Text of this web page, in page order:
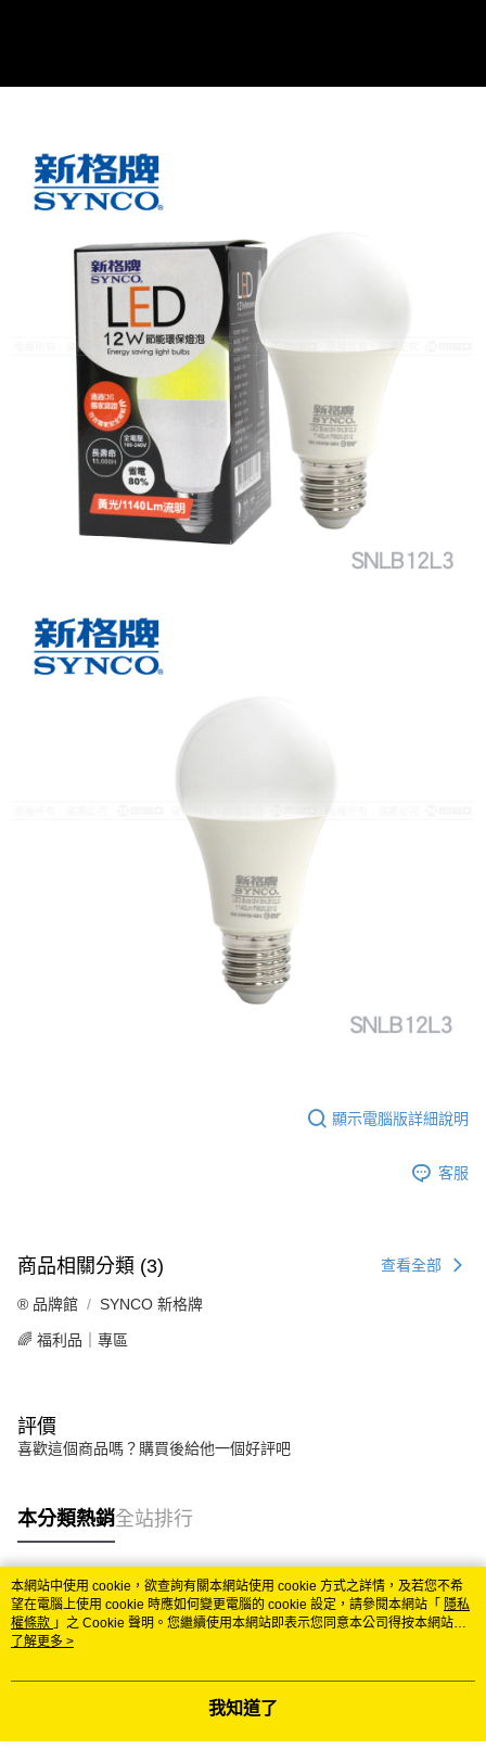
顯示電腦版詳細說明
客服
商品相關分類 (3) 查看全部
®️ 品牌館 SYNCO 新格牌
🌈 福利品｜專區
評價
喜歡這個商品嗎？購買後給他一個好評吧
本分類熱銷全站排行
熱門標籤
本網站中使用 cookie，欲查詢有關本網站使用 cookie 方式之詳情，及若您不希
望在電腦上使用 cookie 時應如何變更電腦的 cookie 設定，請參閱本網站「 隱私
權條款 」之 Cookie 聲明。您繼續使用本網站即表示您同意本公司得按本網站使
用條款之 Cookie 聲明使用 cookie。
了解更多 >
我知道了